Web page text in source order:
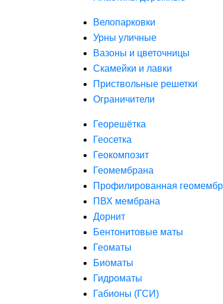
Велопарковки
Урны уличные
Вазоны и цветочницы
Скамейки и лавки
Приствольные решетки
Ограничители
Георешётка
Геосетка
Геокомпозит
Геомембрана
Профилированная
ПВХ мембрана
Дорнит
Бентонитовые маты
Геоматы
Биоматы
Гидроматы
Габионы (ГСИ)